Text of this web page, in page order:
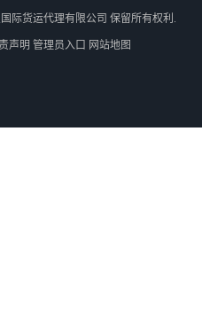
际货运代理有限公司 保留所有权利.
声明 管理员入口 网站地图